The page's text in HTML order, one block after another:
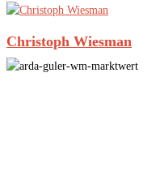
Christoph Wiesman